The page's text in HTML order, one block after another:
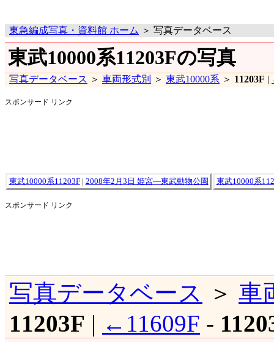
東急編成写真・資料館 ホーム ＞ 写真データベース
東武10000系11203Fの写真
写真データベース ＞ 車両形式別 ＞ 東武10000系 ＞ 11203F |
スポンサード リンク
東武10000系11203F| 2008年2月3日 姫宮―東武動物公園 東武10000系
スポンサード リンク
写真データベース ＞ 車
11203F | ←11609F -